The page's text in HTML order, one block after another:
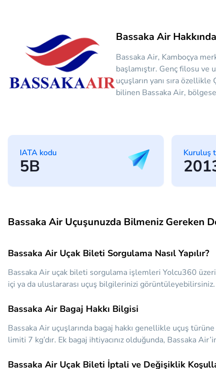
Bassaka Air Hakkında
Bassaka Air, Kamboçya
başlamıştır. Genç filosu ve
uçuşların yanı sıra
bilinen Bassaka Air,
IATA kodu
5B
Kuruluş
Bassaka Air Uçuşunuzda Bilmeniz Gereken
Bassaka Air Uçak Bileti Sorgulama Nasıl Yapılır?
Bassaka Air uçak bileti sorgulama işlemleri Yolcu360
içi ya da uluslararası uçuş bilgilerinizi
Bassaka Air Bagaj Hakkı Bilgisi
Bassaka Air uçuşlarında bagaj hakkı genellikle uçuş
limiti 7 kg’dır. Ek bagaj ihtiyacınız olduğunda, Bassaka
Bassaka Air Uçak Bileti İptali ve Değişiklik